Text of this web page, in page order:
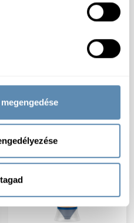
Ropogós hullámos hasáb
9/9 4db/#